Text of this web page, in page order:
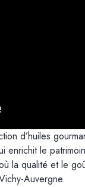
d’huiles
enrichit le
la qualité et le
Auvergne.